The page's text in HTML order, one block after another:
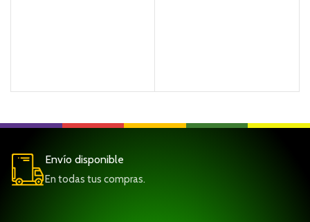
Envío disponible
En todas tus compras.